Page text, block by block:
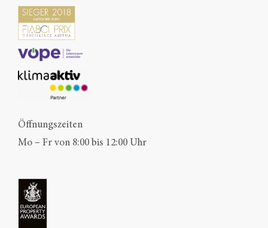
Öffnungszeiten
Mo – Fr von 8:00 bis 12:00 Uhr